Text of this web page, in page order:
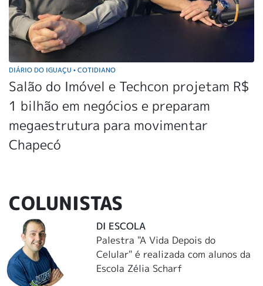
DIÁRIO DO IGUAÇU • COTIDIANO
Salão do Imóvel e Techcon projetam R$
1 bilhão em negócios e preparam
megaestrutura para movimentar
Chapecó
COLUNISTAS
DI ESCOLA
Palestra "A Vida Depois do
Celular" é realizada com alunos da
Escola Zélia Scharf